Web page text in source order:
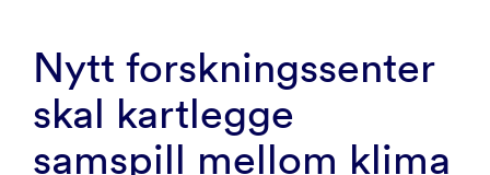
Nytt forskningssenter
skal kartlegge
samspill mellom klima